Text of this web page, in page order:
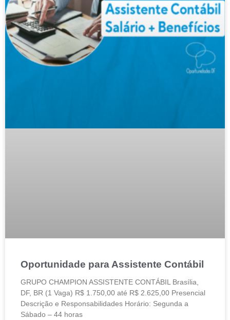
Oportunidade para Assistente Contábil
GRUPO CHAMPION ASSISTENTE CONTÁBIL Brasília,
DF, BR (1 Vaga) R$ 1.750,00 até R$ 2.625,00 Presencial
Descrição e Responsabilidades Horário: Segunda a
Sábado – 44 horas